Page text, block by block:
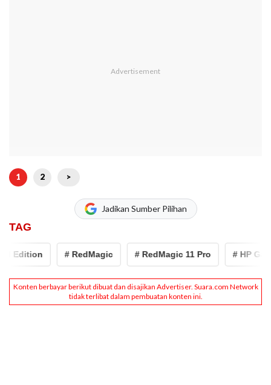
1 2 >
Jadikan Sumber Pilihan
TAG
# RedMagic # RedMagic 11 Pro # HP Gaming